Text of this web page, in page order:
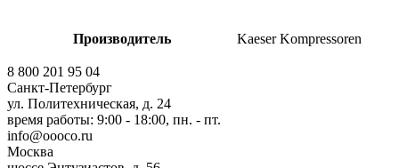
Производитель Kaeser Kompressoren
8 800 201 95 04
Санкт-Петербург
ул. Политехническая, д. 24
время работы: 9:00 - 18:00, пн. - пт.
info@oooco.ru
Москва